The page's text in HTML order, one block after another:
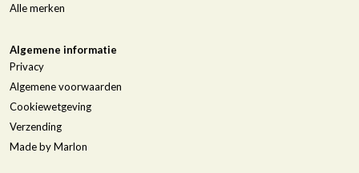
Alle merken
Algemene informatie
Privacy
Algemene voorwaarden
Cookiewetgeving
Verzending
Made by Marlon